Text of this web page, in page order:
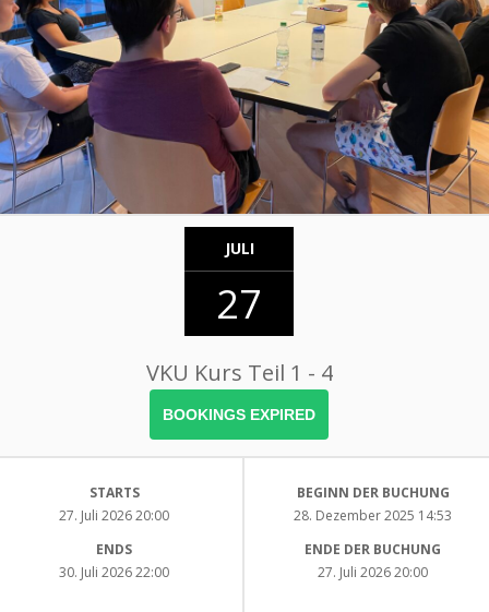
JULI
27
VKU Kurs Teil 1 - 4
BOOKINGS EXPIRED
STARTS
27. Juli 2026 20:00
ENDS
30. Juli 2026 22:00
BEGINN DER BUCHUNG
28. Dezember 2025 14:53
ENDE DER BUCHUNG
27. Juli 2026 20:00